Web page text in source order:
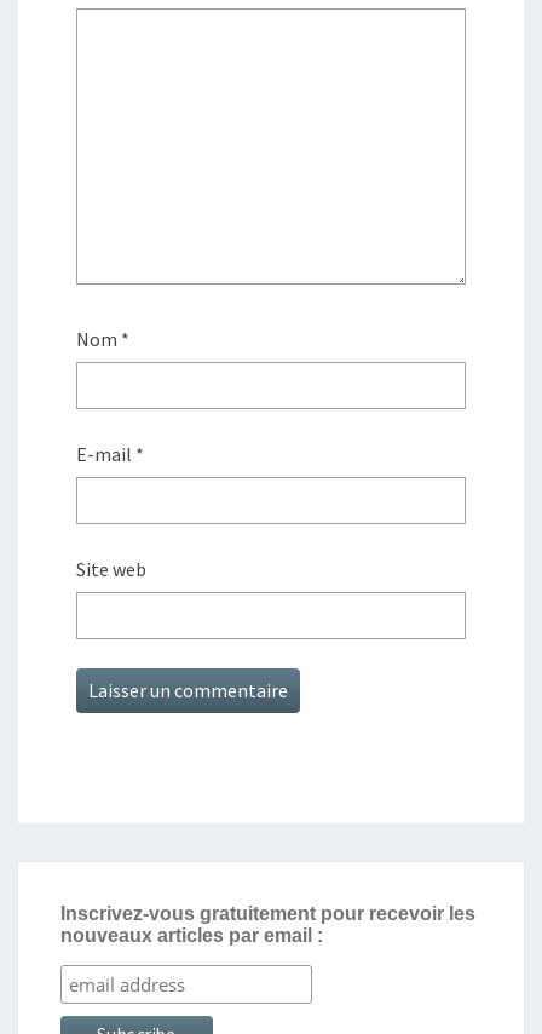
Nom *
E-mail *
Site web
Inscrivez-vous gratuitement pour recevoir les
nouveaux articles par email :